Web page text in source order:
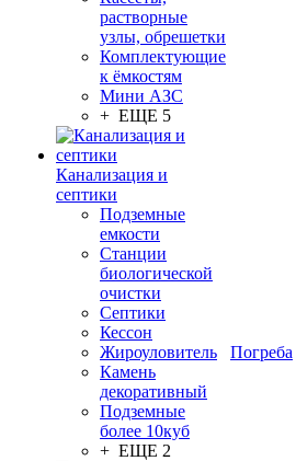
растворные
узлы, обрешетки
Комплектующие
к ёмкостям
Мини АЗС
+ ЕЩЕ 5
Канализация и
септики
Подземные
емкости
Станции
биологической
очистки
Септики
Кессон
Жироуловитель
Камень
декоративный
Подземные
более 10куб
+ ЕЩЕ 2
Погреба